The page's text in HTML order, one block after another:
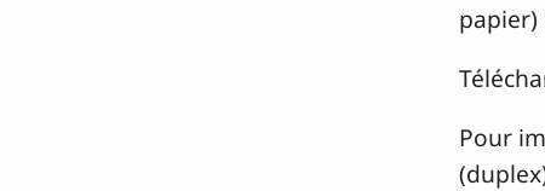
papier)
Pour